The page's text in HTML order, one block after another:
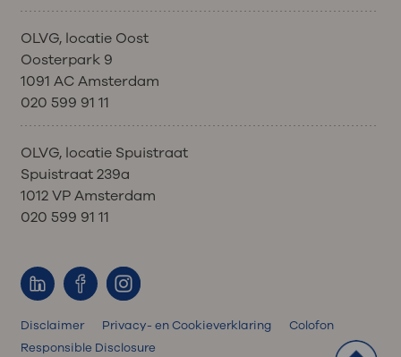
OLVG, locatie Oost
Oosterpark 9
1091 AC Amsterdam
020 599 91 11
OLVG, locatie Spuistraat
Spuistraat 239a
1012 VP Amsterdam
020 599 91 11
Disclaimer Privacy- en Cookieverklaring
Colofon
Responsible Disclosure